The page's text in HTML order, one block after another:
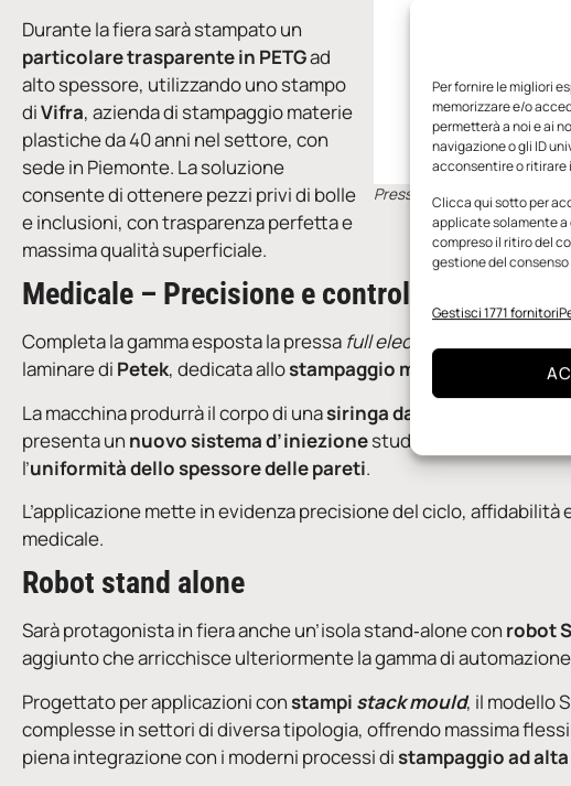
Per fornire le migliori
memorizzare e/o
permetterà a noi e ai
navigazione o gli ID
acconsentire o ritirare
Clicca qui sotto per
applicate solamente a
compreso il ritiro del
gestione del
Gestisci 1771 fornitori
Pressa a iniezione
Durante la fiera sarà stampato un
particolare trasparente in PETGad
alto spessore, utilizzando uno stampo
diVifra, azienda di stampaggio materie
plastiche da 40 anni nel settore, con
sede in Piemonte. La soluzione
consente di ottenere pezzi privi di bolle
e inclusioni, con trasparenza perfetta e
massima qualità superficiale.
Medicale – Precisione e controllo del
Completa la gamma esposta la pressa full electric
laminare di Petek, dedicata allostampaggio medicale
La macchina produrrà il corpo di unasiringa da 5 ml
presenta un nuovo sistema d’iniezionestudiato
l’uniformità dello spessore delle pareti.
L’applicazione mette in evidenza precisione del ciclo,
medicale.
Robot stand alone
Sarà protagonista in fiera anche un’isola stand‑alone con robot
aggiunto che arricchisce ulteriormente la gamma di
Progettato per applicazioni constampi stack mould, il modello
complesse in settori di diversa tipologia, offrendo massima
piena integrazione con i moderni processi distampaggio ad